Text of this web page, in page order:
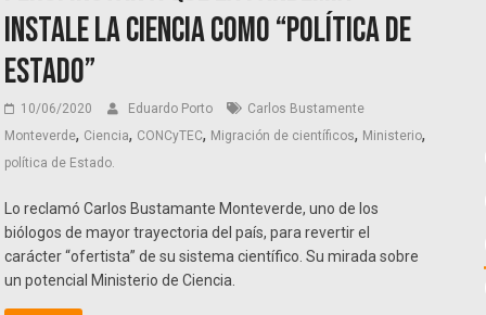
instale la ciencia como “Política de
Estado”
10/06/2020 Eduardo Porto
Carlos Bustamente
Monteverde, Ciencia, CONCyTEC, Migración de científicos, Ministerio,
política de Estado.
Lo reclamó Carlos Bustamante Monteverde, uno de los
biólogos de mayor trayectoria del país, para revertir el
carácter “ofertista” de su sistema científico. Su mirada sobre
un potencial Ministerio de Ciencia.